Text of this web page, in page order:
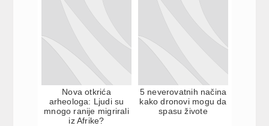
Nova otkrića
arheologa: Ljudi su
mnogo ranije migrirali
iz Afrike?
5 neverovatnih načina
kako dronovi mogu da
spasu živote